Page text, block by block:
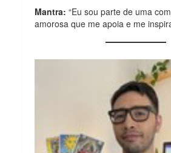
Mantra: “Eu sou parte de uma
amorosa que me apoia e me